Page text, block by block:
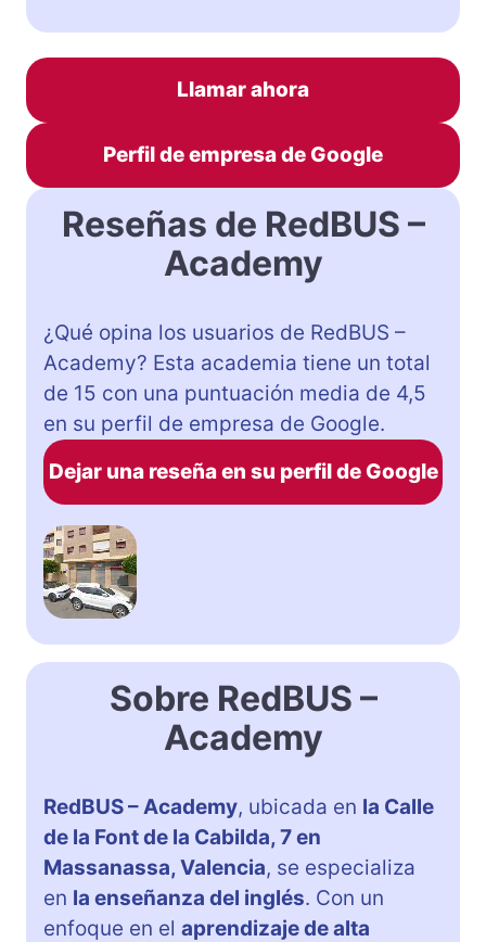
Llamar ahora
Perfil de empresa de Google
Reseñas de RedBUS –
Academy
¿Qué opina los usuarios de RedBUS –
Academy? Esta academia tiene un total
de 15 con una puntuación media de 4,5
en su perfil de empresa de Google.
Dejar una reseña en su perfil de Google
Sobre RedBUS –
Academy
RedBUS – Academy, ubicada en la Calle
de la Font de la Cabilda, 7 en
Massanassa, Valencia, se especializa
en la enseñanza del inglés. Con un
enfoque en el aprendizaje de alta